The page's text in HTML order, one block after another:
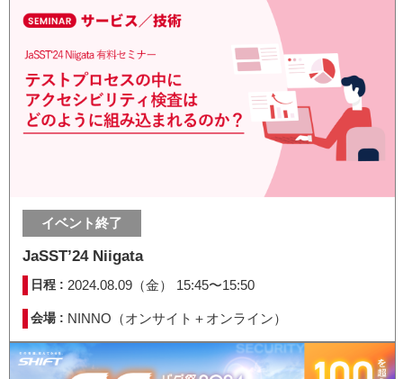
イベント終了
JaSST’24 Niigata
日程 : 2024.08.09（金） 15:45〜15:50
会場 : NINNO（オンサイト＋オンライン）